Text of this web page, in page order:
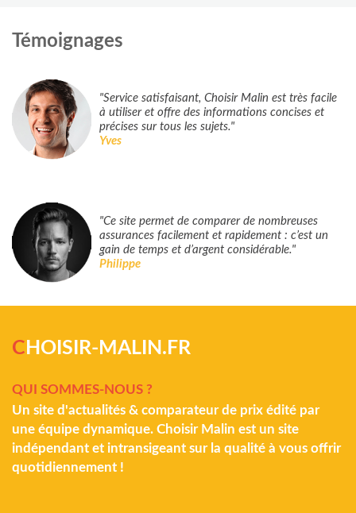
Témoignages
"Service satisfaisant, Choisir Malin est très facile
à utiliser et offre des informations concises et
précises sur tous les sujets."
Yves
"Ce site permet de comparer de nombreuses
assurances facilement et rapidement : c’est un
gain de temps et d’argent considérable."
Philippe
C HOISIR-MALIN.FR
QUI SOMMES-NOUS ?
Un site d'actualités & comparateur de prix édité par
une équipe dynamique. Choisir Malin est un site
indépendant et intransigeant sur la qualité à vous offrir
quotidiennement !